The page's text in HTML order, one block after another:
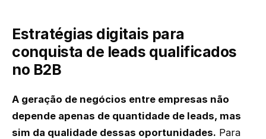
Estratégias digitais para
conquista de leads qualificados
no B2B
A geração de negócios entre empresas não
depende apenas de quantidade de leads, mas
sim da qualidade dessas oportunidades. Para